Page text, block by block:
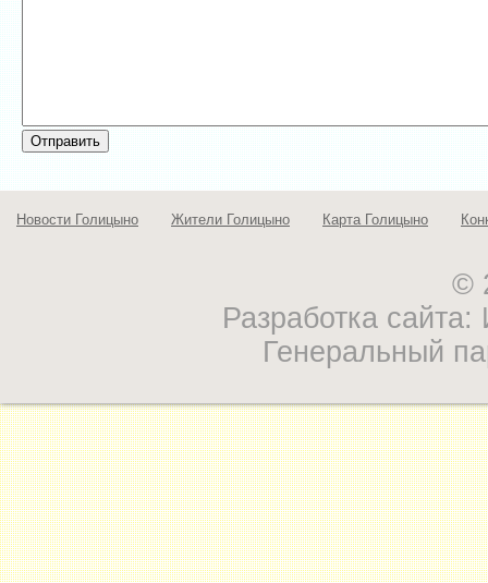
Новости Голицыно Жители Голицыно Карта Голицыно
©
Разработка
Генеральный